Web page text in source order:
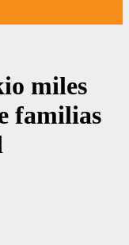
miles
familias